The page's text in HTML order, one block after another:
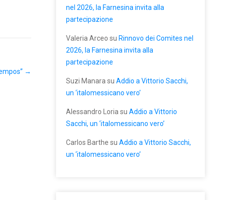
→
nel 2026, la Farnesina invita alla
partecipazione
Valeria Arceo su Rinnovo dei Comites nel
2026, la Farnesina invita alla
partecipazione
Suzi Manara su Addio a Vittorio Sacchi,
un ‘italomessicano vero’
Alessandro Loria su Addio a Vittorio
Sacchi, un ‘italomessicano vero’
Carlos Barthe su Addio a Vittorio Sacchi,
un ‘italomessicano vero’